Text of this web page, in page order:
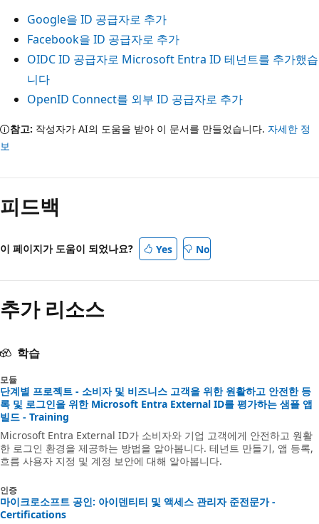
Google을 ID 공급자로 추가
Facebook을 ID 공급자로 추가
OIDC ID 공급자로 Microsoft Entra ID 테넌트를 추가했습
니다
OpenID Connect를 외부 ID 공급자로 추가
참고: 작성자가 AI의 도움을 받아 이 문서를 만들었습니다. 자세한 정
보
피드백
이 페이지가 도움이 되었나요? Yes No
추가 리소스
학습
모듈
단계별 프로젝트 - 소비자 및 비즈니스 고객을 위한 원활하고 안전한 등
록 및 로그인을 위한 Microsoft Entra External ID를 평가하는 샘플 앱
빌드 - Training
Microsoft Entra External ID가 소비자와 기업 고객에게 안전하고 원활
한 로그인 환경을 제공하는 방법을 알아봅니다. 테넌트 만들기, 앱 등록,
흐름 사용자 지정 및 계정 보안에 대해 알아봅니다.
인증
마이크로소프트 공인: 아이덴티티 및 액세스 관리자 준전문가 -
Certifications